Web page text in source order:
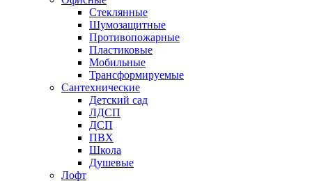
Стеклянные
Шумозащитные
Противопожарные
Пластиковые
Мобильные
Трансформируемые
Сантехнические
Детский сад
ЛДСП
ДСП
ПВХ
Школа
Душевые
Лофт